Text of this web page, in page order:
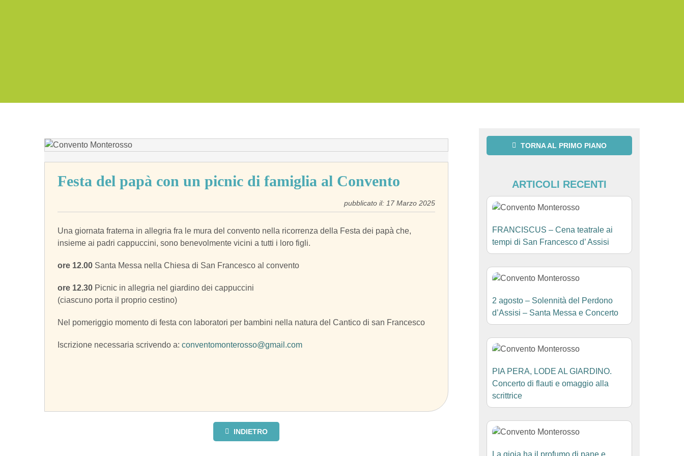
Festa del papà con un picnic di famiglia al Convento
pubblicato il: 17 Marzo 2025
Una giornata fraterna in allegria fra le mura del convento nella ricorrenza della Festa dei papà che,
insieme ai padri cappuccini, sono benevolmente vicini a tutti i loro figli.
ore 12.00 Santa Messa nella Chiesa di San Francesco al convento
ore 12.30 Picnic in allegria nel giardino dei cappuccini
(ciascuno porta il proprio cestino)
Nel pomeriggio momento di festa con laboratori per bambini nella natura del Cantico di san Francesco
Iscrizione necessaria scrivendo a: conventomonterosso@gmail.com
INDIETRO
TORNA AL PRIMO PIANO
ARTICOLI RECENTI
FRANCISCUS – Cena teatrale ai
tempi di San Francesco d’ Assisi
2 agosto – Solennità del Perdono
d’Assisi – Santa Messa e Concerto
PIA PERA, LODE AL GIARDINO.
Concerto di flauti e omaggio alla
scrittrice
La gioia ha il profumo di pane e